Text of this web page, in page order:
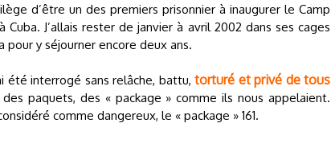
d’être un des premiers prisonnier à inaugurer le Camp
J’allais rester de janvier à avril 2002 dans ses cages
pour y séjourner encore deux ans.
été interrogé sans relâche, battu, torturé et privé de tous
paquets, des « package » comme ils nous appelaient.
comme dangereux, le « package » 161.